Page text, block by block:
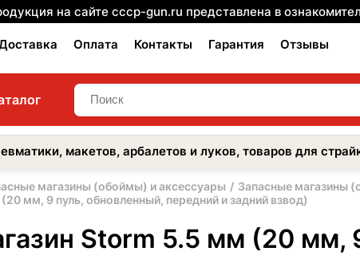
на сайте cccp-gun.ru представлена в
Оплата Контакты Гарантия Отзывы
макетов, арбалетов и луков, товаров для
магазины (обоймы) и аксессуары
Запасные магазины
мм, 9 пуль, обновленный, передний и задний взвод)
Storm 5.5 мм (20 мм,